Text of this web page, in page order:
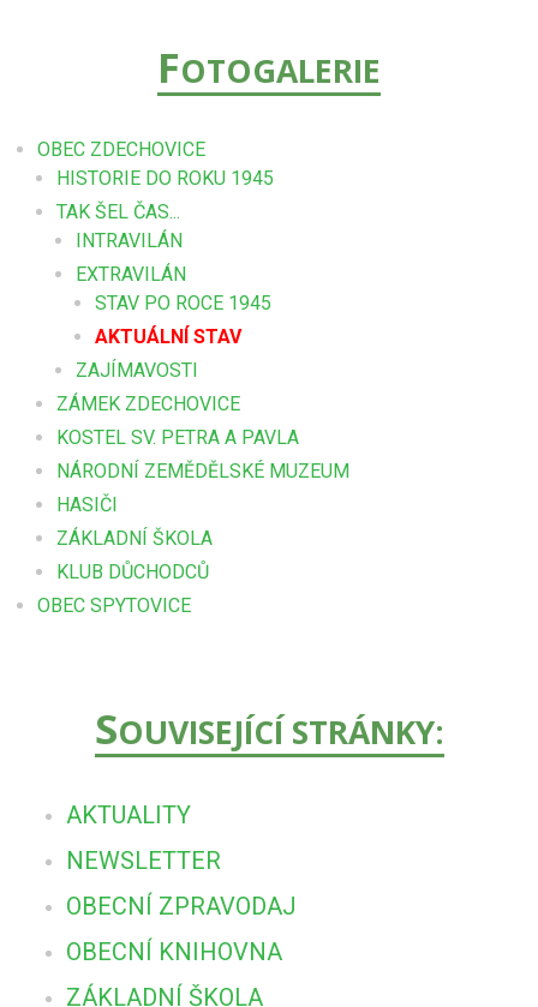
FOTOGALERIE
OBEC ZDECHOVICE
HISTORIE DO ROKU 1945
TAK ŠEL ČAS...
INTRAVILÁN
EXTRAVILÁN
STAV PO ROCE 1945
AKTUÁLNÍ STAV
ZAJÍMAVOSTI
ZÁMEK ZDECHOVICE
KOSTEL SV. PETRA A PAVLA
NÁRODNÍ ZEMĚDĚLSKÉ MUZEUM
HASIČI
ZÁKLADNÍ ŠKOLA
KLUB DŮCHODCŮ
OBEC SPYTOVICE
SOUVISEJÍCÍ STRÁNKY:
AKTUALITY
NEWSLETTER
OBECNÍ ZPRAVODAJ
OBECNÍ KNIHOVNA
ZÁKLADNÍ ŠKOLA